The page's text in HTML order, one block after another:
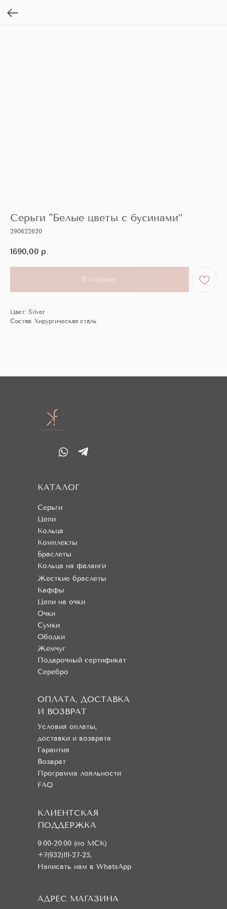
Серьги "Белые цветы с бусинами”
290622620
1690,00 р.
В корзину
Цвет: Silver
Состав: Хирургическая сталь
Серьги
Цепи
Кольца
Комплекты
Браслеты
Кольца на фаланги
Условия оплаты,
доставки и возврата
Гарантия
Возврат
Программа лояльности
FAQ
КАТАЛОГ
ОПЛАТА, ДОСТАВКА
И ВОЗВРАТ
КЛИЕНТСКАЯ
ПОДДЕРЖКА
Жесткие браслеты
Каффы
Цепи на очки
Очки
Сумки
Ободки
Жемчуг
Подарочный сертификат
Серебро
АДРЕС МАГАЗИНА
9:00-20:00 (по МСК)
+7(932)111-27-25,
Написать нам в WhatsApp